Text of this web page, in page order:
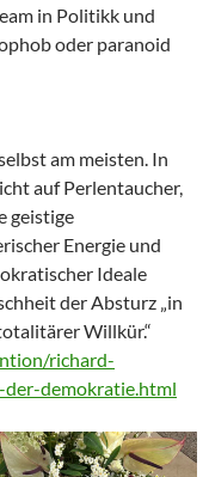
in Politikk und
oder paranoid
am meisten. In
auf Perlentaucher,
geistige
Energie und
Ideale
der Absturz „in
Willkür.“
richard-
demokratie.html